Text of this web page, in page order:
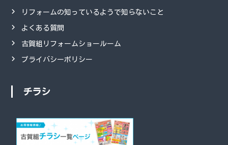
リフォームの知っているようで知らないこと
よくある質問
古賀組リフォームショールーム
プライバシーポリシー
チラシ